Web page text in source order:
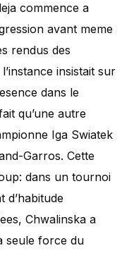
commence a
avant meme
rendus des
insistait sur
dans le
qu’une autre
Iga Swiatek
Garros. Cette
dans un tournoi
d’habitude
Chwalinska a
seule force du